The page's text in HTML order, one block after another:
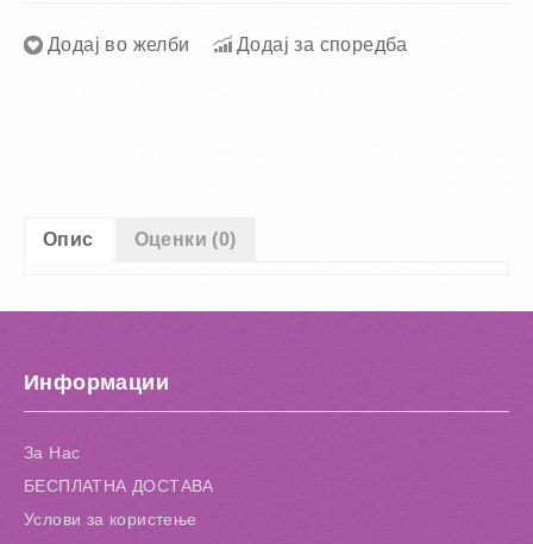
Додај во желби Додај за споредба
Опис Оценки (0)
Информации
За Нас
БЕСПЛАТНА ДОСТАВА
Услови за користење